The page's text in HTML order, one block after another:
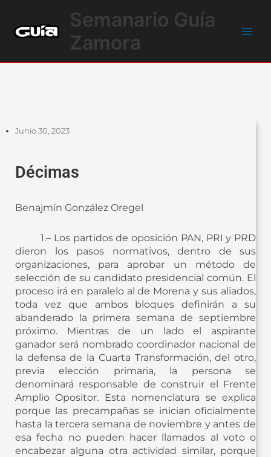
contenido
Semanario Guía
Zamora
Junio 30, 2023
Décimas
Benajmín González Oregel
1.– Los partidos de oposición PAN, PRI y PRD
dieron los pasos normativos, dentro de sus
organizaciones, para aprobar un método de
selección de su candidato presidencial común. El
proceso irá en paralelo al de Morena y sus aliados,
toda vez que ambos bloques definirán a su
abanderado la primera semana de septiembre
próximo. Mientras de un lado el aspirante
ganador será nombrado coordinador nacional de
la defensa de la Cuarta Transformación, del otro,
previa elección primaria, la persona se
denominará responsable de construir el Frente
Amplio Opositor. Esta nomenclatura se explica
porque las precampañas se inician oficialmente
hasta la tercera semana de noviembre y antes de
esa fecha no pueden hacer llamados al voto o
encabezar alguna otra actividad similar, porque